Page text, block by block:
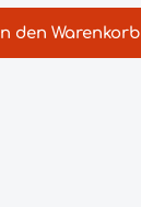
In den Warenkorb